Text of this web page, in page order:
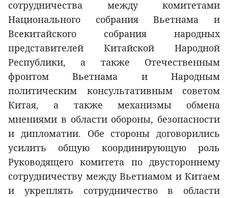
сотрудничества между комитетами
Национального собрания Вьетнама и
Всекитайского собрания народных
представителей Китайской Народной
Республики, а также Отечественным
фронтом Вьетнама и Народным
политическим консультативным советом
Китая, а также механизмы обмена
мнениями в области обороны, безопасности
и дипломатии. Обе стороны договорились
усилить общую координирующую роль
Руководящего комитета по двустороннему
сотрудничеству между Вьетнамом и Китаем
и укреплять сотрудничество в области